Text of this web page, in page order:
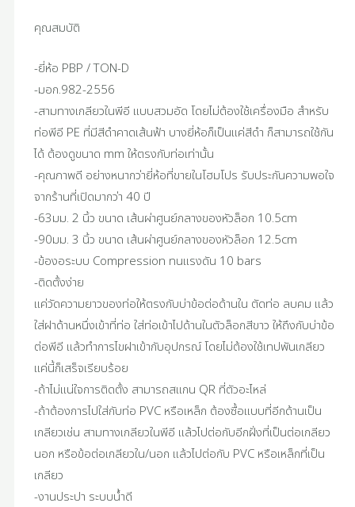
คุณสมบัติ
-ยี่ห้อ PBP / TON-D
-มอก.982-2556
-สามทางเกลียวในพีอี แบบสวมอัด โดยไม่ต้องใช้เครื่องมือ สำหรับ
ท่อพีอี PE ที่มีสีดำคาดเส้นฟ้า บางยี่ห้อก็เป็นแค่สีดำ ก็สามารถใช้กัน
ได้ ต้องดูขนาด mm ให้ตรงกับท่อเท่านั้น
-คุณภาพดี อย่างหนากว่ายี่ห้อที่ขายในโฮมโปร รับประกันความพอใจ
จากร้านที่เปิดมากว่า 40 ปี
-63มม. 2 นิ้ว ขนาด เส้นผ่าศูนย์กลางของหัวล็อก 10.5cm
-90มม. 3 นิ้ว ขนาด เส้นผ่าศูนย์กลางของหัวล็อก 12.5cm
-ข้องอระบบ Compression ทนแรงดัน 10 bars
-ติดตั้งง่าย
แค่วัดความยาวของท่อให้ตรงกับบ่าข้อต่อด้านใน ตัดท่อ ลบคม แล้ว
ใส่ฝาด้านหนึ่งเข้าที่ท่อ ใส่ท่อเข้าไปด้านในตัวล็อกสีขาว ให้ถึงกับบ่าข้อ
ต่อพีอี แล้วทำการไขฝาเข้ากับอุปกรณ์ โดยไม่ต้องใช้เทปพันเกลียว
แค่นี้ก็เสร็จเรียบร้อย
-ถ้าไม่แน่ใจการติดตั้ง สามารถสแกน QR ที่ตัวอะไหล่
-ถ้าต้องการไปใส่กับท่อ PVC หรือเหล็ก ต้องซื้อแบบที่อีกด้านเป็น
เกลียวเช่น สามทางเกลียวในพีอี แล้วไปต่อกับอีกฝั่งที่เป็นต่อเกลียว
นอก หรือข้อต่อเกลียวใน/นอก แล้วไปต่อกับ PVC หรือเหล็กที่เป็น
เกลียว
-งานประปา ระบบน้ำดี